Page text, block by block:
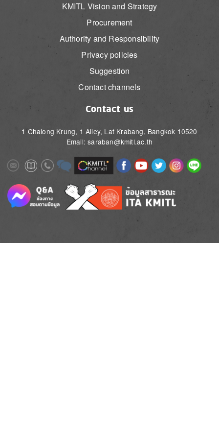
KMITL Vision and Strategy
Procurement
Authority and Responsibility
Privacy policies
Suggestion
Contact channels
Contact us
1 Chalong Krung, 1 Alley, Lat Krabang, Bangkok 10520
Email: saraban@kmitl.ac.th
ImageImageImageImage Image ImageImageImageImageImage
Image Image